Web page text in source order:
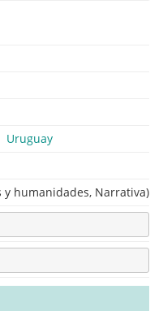
Uruguay
y humanidades, Narrativa)